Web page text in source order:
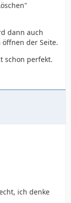
dann auch
der Seite.
schon perfekt.
ich denke